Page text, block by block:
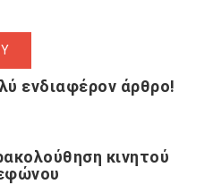
ενδιαφέρον άρθρο!
κινητού